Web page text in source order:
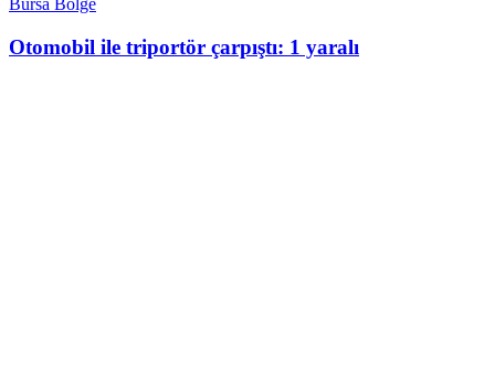
Bursa Bölge
Otomobil ile triportör çarpıştı: 1 yaralı